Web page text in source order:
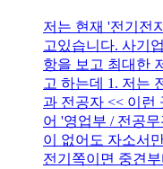
저는 현재 '전기전
고있습니다. 사기
항을 보고 최대한
고 하는데 1. 저는
과 전공자 << 이런
어 '영업부 / 전공
이 없어도 자소서
전기쪽이면 중견